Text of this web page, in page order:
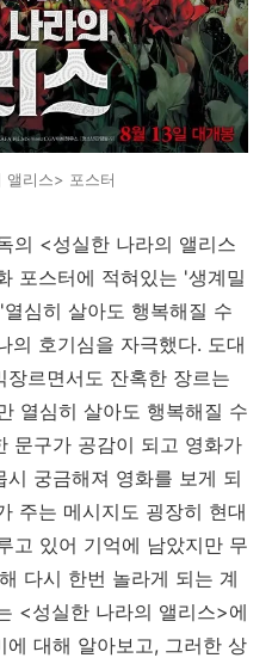
앨리스> 포스터
의 <성실한 나라의 앨리스
포스터에 적혀있는 '생계밀
심히 살아도 행복해질 수
의 호기심을 자극했다. 도대
르면서도 잔혹한 장르는
열심히 살아도 행복해질 수
문구가 공감이 되고 영화가
궁금해져 영화를 보게 되
주는 메시지도 굉장히 현대
고 있어 기억에 남았지만 무
다시 한번 놀라게 되는 계
<성실한 나라의 앨리스>에
대해 알아보고, 그러한 상